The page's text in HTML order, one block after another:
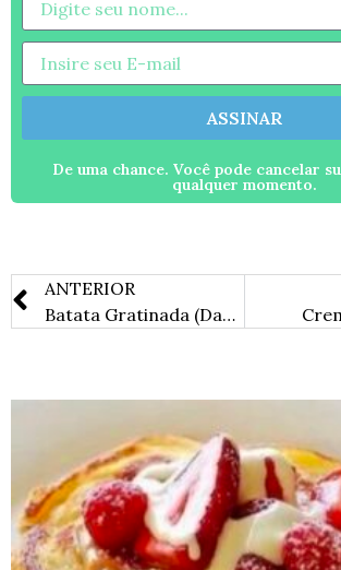
ASSINAR
De uma chance. Você pode cancelar
qualquer momento.
ANTERIOR
Batata Gratinada (Dauphinoise)